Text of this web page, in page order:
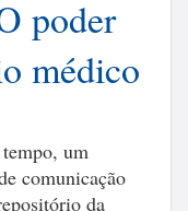
poder
médico
um
comunicação
da